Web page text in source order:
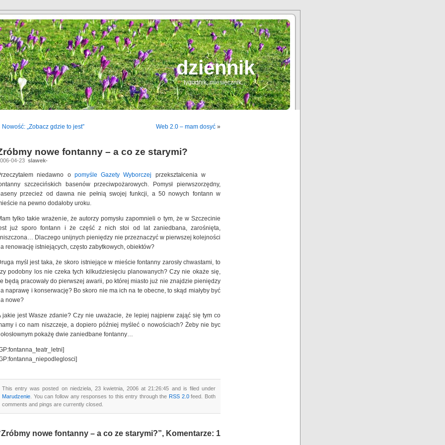
dziennik
tygodnik, miesięcznik…
Nowość: „Zobacz gdzie to jest” Web 2.0 – mam dosyć »
nowe fontanny – a co ze starymi?
04-23 slawek-
niedawno o pomyśle Gazety Wyborczej
przekształcenia w
szczecińskich basenów przeciwpożarowych. Pomysł pierwszorzędny,
przecież od dawna nie pełnią swojej funkcji, a 50 nowych fontann w
na pewno dodałoby uroku.
tylko takie wrażenie, że autorzy pomysłu zapomnieli o tym, że w Szczecinie
już sporo fontann i że część z nich stoi od lat zaniedbana, zarośnięta,
Dlaczego unijnych pieniędzy nie przeznaczyć w pierwszej kolejności
renowację istniejących, często zabytkowych, obiektów?
myśl jest taka, że skoro istniejące w mieście fontanny zarosły chwastami, to
podobny los nie czeka tych kilkudziesięciu planowanych? Czy nie okaże się,
będą pracowały do pierwszej awarii, po której miasto już nie znajdzie pieniędzy
naprawę i konserwację? Bo skoro nie ma ich na te obecne, to skąd miałyby być
nowe?
jakie jest Wasze zdanie? Czy nie uważacie, że lepiej najpierw zająć się tym co
i co nam niszczeje, a dopiero później myśleć o nowościach? Żeby nie byc
pokażę dwie zaniedbane fontanny…
This entry was posted on niedziela, 23 kwietnia, 2006 at 21:26:45 and is filed under
Marudzenie . You can follow any responses to this entry through theRSS 2.0feed. Both
comments and pings are currently closed.
nowe fontanny – a co ze starymi?”, Komentarze: 1